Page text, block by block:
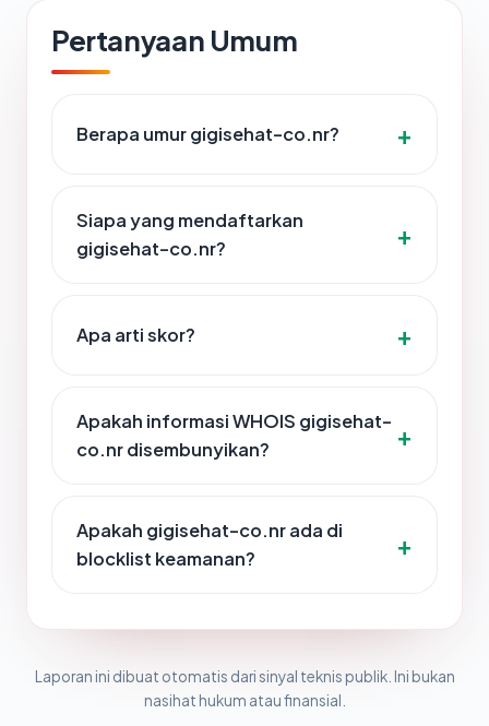
Pertanyaan Umum
Berapa umur gigisehat-co.nr?
Siapa yang mendaftarkan
gigisehat-co.nr?
Apa arti skor?
Apakah informasi WHOIS gigisehat-
co.nr disembunyikan?
Apakah gigisehat-co.nr ada di
blocklist keamanan?
Laporan ini dibuat otomatis dari sinyal teknis publik. Ini bukan
nasihat hukum atau finansial.